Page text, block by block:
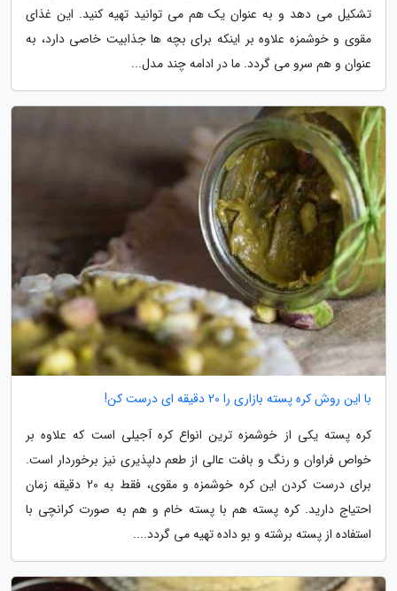
تشکیل می دهد و به عنوان یک هم می توانید تهیه کنید. این غذای
مقوی و خوشمزه علاوه بر اینکه برای بچه ها جذابیت خاصی دارد، به
عنوان و هم سرو می گردد. ما در ادامه چند مدل...
با این روش کره پسته بازاری را 20 دقیقه ای درست کن!
کره پسته یکی از خوشمزه ترین انواع کره آجیلی است که علاوه بر
خواص فراوان و رنگ و بافت عالی از طعم دلپذیری نیز برخوردار است.
برای درست کردن این کره خوشمزه و مقوی، فقط به 20 دقیقه زمان
احتیاج دارید. کره پسته هم با پسته خام و هم به صورت کرانچی با
استفاده از پسته برشته و بو داده تهیه می گردد....